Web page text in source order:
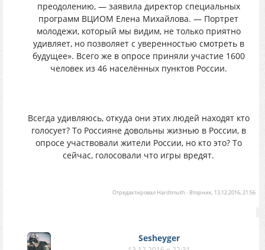
преодолению, — заявила директор специальных
программ ВЦИОМ Елена Михайлова. — Портрет
молодежи, который мы видим, не только приятно
удивляет, но позволяет с уверенностью смотреть в
будущее». Всего же в опросе приняли участие 1600
человек из 46 населённых пунктов России.
Всегда удивляюсь, откуда они этих людей находят кто
голосует? То Россияне довольны жизнью в России, в
опросе участвовали жители России, но кто это? То
сейчас, голосовали что игры вредят.
Отредактировал Hardtmuth - Вторник, 13.12.2016, 21:56
Sesheyger